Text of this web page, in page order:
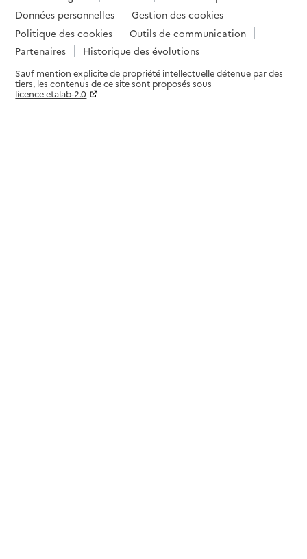
Données personnelles
Gestion des cookies
Politique des cookies
Outils de communication
Partenaires
Historique des évolutions
Sauf mention explicite de propriété intellectuelle détenue par des
tiers, les contenus de ce site sont proposés sous
licence etalab-2.0